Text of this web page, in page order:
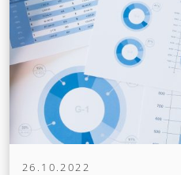
26.10.2022